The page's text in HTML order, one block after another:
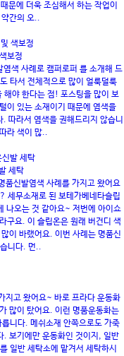
문에 더욱 조심해서 하는 작업이
간의 오..
보정
색 사례로 캠퍼로퍼 를 소개해 드
타서 전체적으로 많이 얼룩덜룩
해야 한다는 점! 포스팅을 많이 보
이 있는 소재이기 때문에 염색을
따라서 염색을 권해드리지 않습니
라 색이 많..
세탁
품신발염색 사례를 가지고 왔어요
세무소재로 된 보테가베네타슬립
나오는 것 같아요~ 저번에 아이쇼
구요. 이 슬립온은 원래 버건디 색
이 바랬어요. 이번 사례는 명품신
니다. 먼..
지고 왔어요~ 바로 프라다 운동화
많이 탔어요. 이런 명품운동화는
니다. 메쉬소재 안쪽으로도 가죽
. 보기에만 운동화인 것이지, 일반
일반 세탁소에 맡겨서 세탁하시